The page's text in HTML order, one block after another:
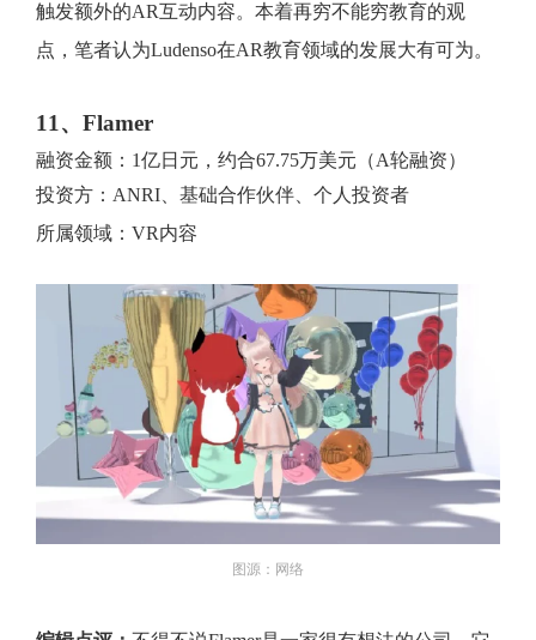
触发额外的AR互动内容。本着再穷不能穷教育的观
点，笔者认为Ludenso在AR教育领域的发展大有可为。
11、Flamer
融资金额：1亿日元，约合67.75万美元（A轮融资）
投资方：ANRI、基础合作伙伴、个人投资者
所属领域：VR内容
图源：网络